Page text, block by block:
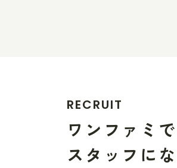
RECRUIT
ワ ン フ ァ ミ で
ス タ ッ フ に な